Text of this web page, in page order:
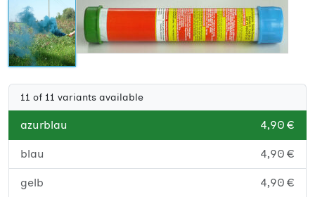
11 of 11 variants available
azurblau 4,90 €
blau 4,90 €
gelb 4,90 €